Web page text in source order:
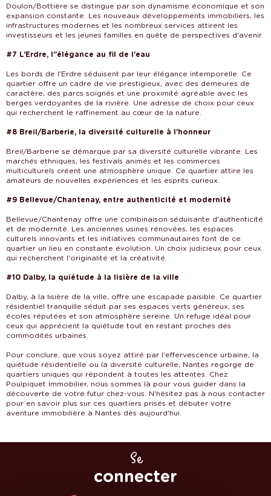
Doulon/Bottière se distingue par son dynamisme économique et son
expansion constante. Les nouveaux développements immobiliers, les
infrastructures modernes et les nombreux services attirent les
investisseurs et les jeunes familles en quête de perspectives d'avenir.
#7 L’Erdre, l’'élégance au fil de l'eau
Les bords de l'Erdre séduisent par leur élégance intemporelle. Ce
quartier offre un cadre de vie prestigieux, avec des demeures de
caractère, des parcs soignés et une proximité agréable avec les
berges verdoyantes de la rivière. Une adresse de choix pour ceux
qui recherchent le raffinement au cœur de la nature.
#8 Breil/Barberie, la diversité culturelle à l'honneur
Breil/Barberie se démarque par sa diversité culturelle vibrante. Les
marchés ethniques, les festivals animés et les commerces
multiculturels créent une atmosphère unique. Ce quartier attire les
amateurs de nouvelles expériences et les esprits curieux.
#9 Bellevue/Chantenay, entre authenticité et modernité
Bellevue/Chantenay offre une combinaison séduisante d'authenticité
et de modernité. Les anciennes usines rénovées, les espaces
culturels innovants et les initiatives communautaires font de ce
quartier un lieu en constante évolution. Un choix judicieux pour ceux
qui recherchent l'originalité et la créativité.
#10 Dalby, la quiétude à la lisière de la ville
Dalby, à la lisière de la ville, offre une escapade paisible. Ce quartier
résidentiel tranquille séduit par ses espaces verts généreux, ses
écoles réputées et son atmosphère sereine. Un refuge idéal pour
ceux qui apprécient la quiétude tout en restant proches des
commodités urbaines.
Pour conclure, que vous soyez attiré par l'effervescence urbaine, la
quiétude résidentielle ou la diversité culturelle, Nantes regorge de
quartiers uniques qui répondent à toutes les attentes. Chez
Poulpiquet Immobilier, nous sommes là pour vous guider dans la
découverte de votre futur chez-vous. N'hésitez pas à nous contacter
pour en savoir plus sur ces quartiers prisés et débuter votre
aventure immobilière à Nantes dès aujourd'hui.
Se
connecter